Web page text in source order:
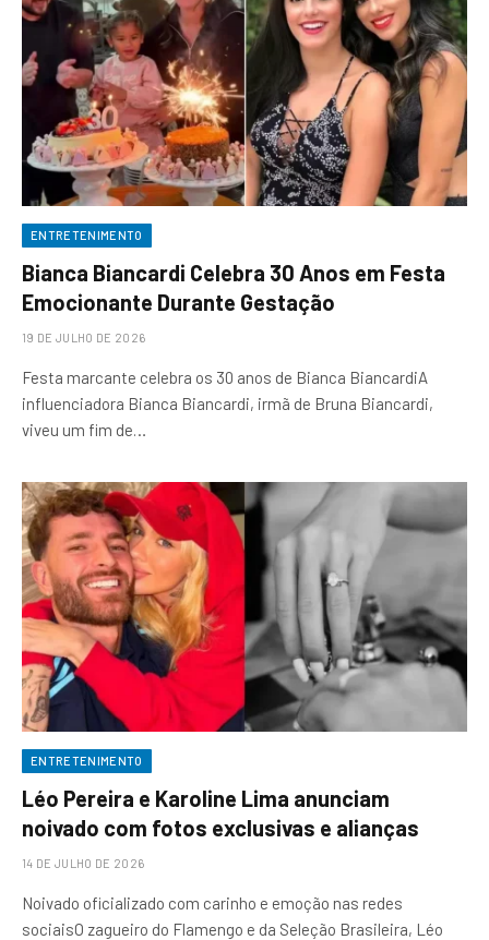
ENTRETENIMENTO
Bianca Biancardi Celebra 30 Anos em Festa
Emocionante Durante Gestação
19 DE JULHO DE 2026
Festa marcante celebra os 30 anos de Bianca BiancardiA
influenciadora Bianca Biancardi, irmã de Bruna Biancardi,
viveu um fim de…
ENTRETENIMENTO
Léo Pereira e Karoline Lima anunciam
noivado com fotos exclusivas e alianças
14 DE JULHO DE 2026
Noivado oficializado com carinho e emoção nas redes
sociaisO zagueiro do Flamengo e da Seleção Brasileira, Léo